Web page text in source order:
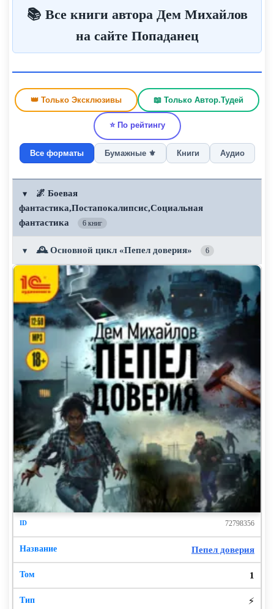
📚 Все книги автора Дем Михайлов
на сайте Попаданец
👑 Только Эксклюзивы 📖 Только Автор.Тудей
⭐ По рейтингу
Все форматы Бумажные ⚜️ Книги Аудио
▼
🌌 Боевая
фантастика,Постапокалипсис,Социальная
фантастика
6 книг
▼ 🕰️ Основной цикл «Пепел доверия» 6
72798356
Пепел доверия
1
⚡